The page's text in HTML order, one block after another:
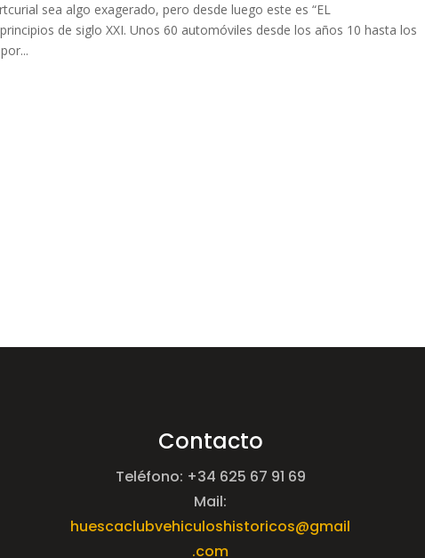
sea algo exagerado, pero desde luego este es “EL
de siglo XXI. Unos 60 automóviles desde los años 10 hasta los
Contacto
Teléfono: +34 625 67 91 69
Mail:
huescaclubvehiculoshistoricos@gmail
.com